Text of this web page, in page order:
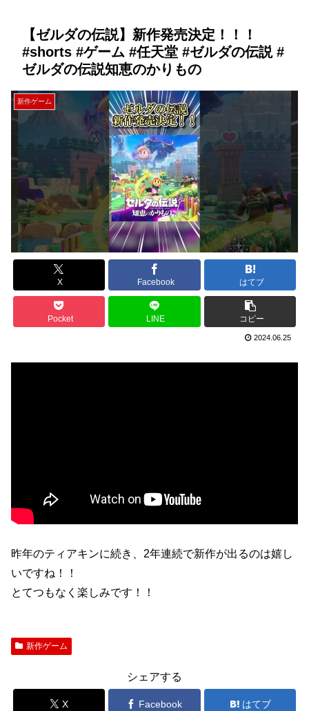
【ゼルダの伝説】新作発売決定！！！
#shorts #ゲーム #任天堂 #ゼルダの伝説 #
ゼルダの伝説知恵のかりもの
新作ゲーム
X Facebook はてブ
Pocket LINE コピー
2024.06.25
昨年のティアキンに続き、2年連続で新作が出るのは嬉し
いですね！！
とてつもなく楽しみです！！
新作ゲーム
シェアする
X Facebook はてブ